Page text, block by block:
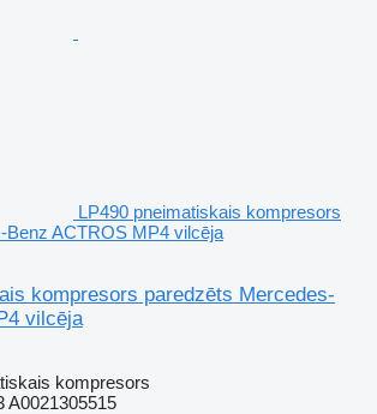
LP490 pneimatiskais kompresors
Benz ACTROS MP4 vilcēja
kompresors paredzēts Mercedes-
vilcēja
kompresors
A0021305515